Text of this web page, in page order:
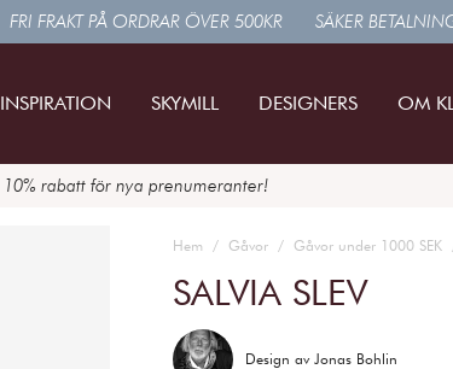
FRI FRAKT PÅ ORDRAR ÖVER 500KR SÄKER
INSPIRATION SKYMILL DESIGNERS OM
10% rabatt för nya prenumeranter!
Hem Gåvor Gåvor under 1000 SEK
SALVIA SLEV
Design av Jonas Bohlin